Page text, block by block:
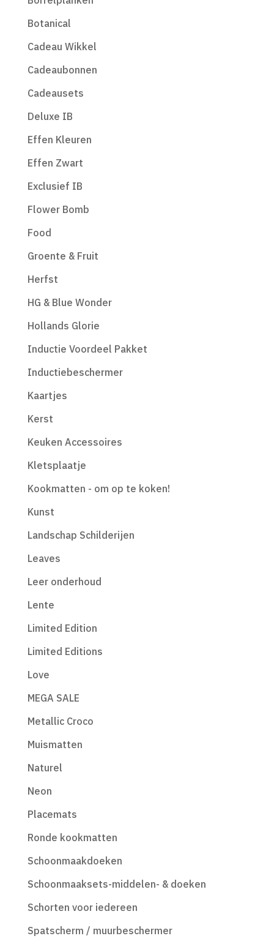
Botanical
Cadeau Wikkel
Cadeaubonnen
Cadeausets
Deluxe IB
Effen Kleuren
Effen Zwart
Exclusief IB
Flower Bomb
Food
Groente & Fruit
Herfst
HG & Blue Wonder
Hollands Glorie
Inductie Voordeel Pakket
Inductiebeschermer
Kaartjes
Kerst
Keuken Accessoires
Kletsplaatje
Kookmatten - om op te koken!
Kunst
Landschap Schilderijen
Leaves
Leer onderhoud
Lente
Limited Edition
Limited Editions
Love
MEGA SALE
Metallic Croco
Muismatten
Naturel
Neon
Placemats
Ronde kookmatten
Schoonmaakdoeken
Schoonmaaksets-middelen- & doeken
Schorten voor iedereen
Spatscherm / muurbeschermer